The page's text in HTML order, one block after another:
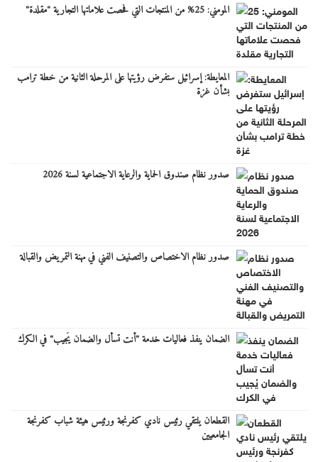
المومني: 25% من المنتجات التي فحصت علاماتها التجارية "مقلدة"
المعايطة: إسرائيل ستفرض رؤيتها على المرحلة الثانية من خطة ترامب
بشأن غزة
صدور نظام صندوق الحماية والرعاية الاجتماعية لسنة 2026
صدور نظام الاختصاص والتصنيف الفني في مهنة التمريض والقبالة
الضمان ينفذ فعاليات خدمة "أنت تسأل والضمان يُجيب" في الكرك
القطعان يلتقي رئيس نادي كفرنجة ورئيس هيئة شباب كفرنجة
الجامعيين